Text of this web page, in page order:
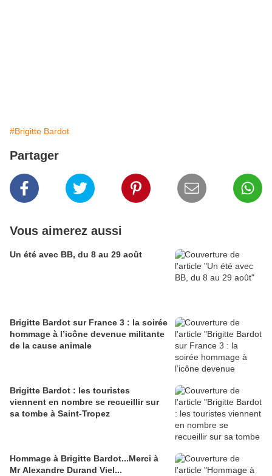
#Brigitte Bardot
Partager
Vous aimerez aussi
Un été avec BB, du 8 au 29 août
Brigitte Bardot sur France 3 : la soirée
hommage à l’icône devenue militante
de la cause animale
Brigitte Bardot : les touristes
viennent en nombre se recueillir sur
sa tombe à Saint-Tropez
Hommage à Brigitte Bardot...Merci à
Mr Alexandre Durand Viel...